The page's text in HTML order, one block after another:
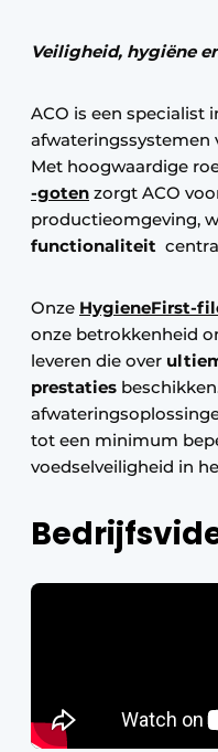
Veiligheid, hygiëne
ACO is een specialist
afwateringssystemen
Met hoogwaardige
-goten zorgt ACO
productieomgeving,
functionaliteit
Onze HygieneFirst-
onze betrokkenheid
leveren die over
prestaties
tot een minimum
voedselveiligheid in